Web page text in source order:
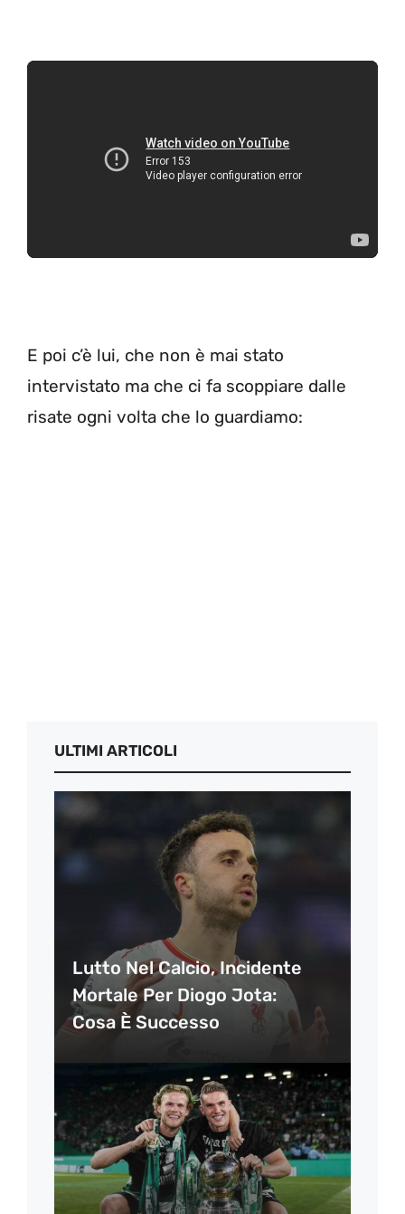
E poi c’è lui, che non è mai stato
intervistato ma che ci fa scoppiare dalle
risate ogni volta che lo guardiamo:
ULTIMI ARTICOLI
Lutto Nel Calcio, Incidente
Mortale Per Diogo Jota:
Cosa È Successo